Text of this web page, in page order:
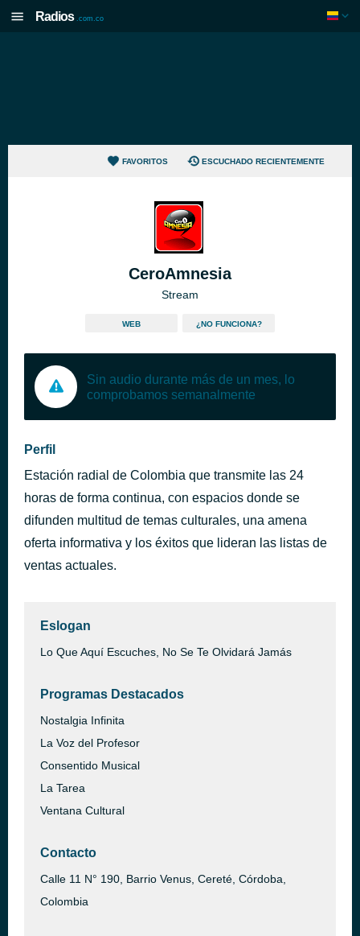
Radios .com.co
FAVORITOS ESCUCHADO RECIENTEMENTE
CeroAmnesia
Stream
WEB ¿NO FUNCIONA?
Sin audio durante más de un mes, lo
comprobamos semanalmente
Perfil
Estación radial de Colombia que transmite las 24
horas de forma continua, con espacios donde se
difunden multitud de temas culturales, una amena
oferta informativa y los éxitos que lideran las listas de
ventas actuales.
Eslogan
Lo Que Aquí Escuches, No Se Te Olvidará Jamás
Programas Destacados
Nostalgia Infinita
La Voz del Profesor
Consentido Musical
La Tarea
Ventana Cultural
Contacto
Calle 11 N° 190, Barrio Venus, Cereté, Córdoba,
Colombia